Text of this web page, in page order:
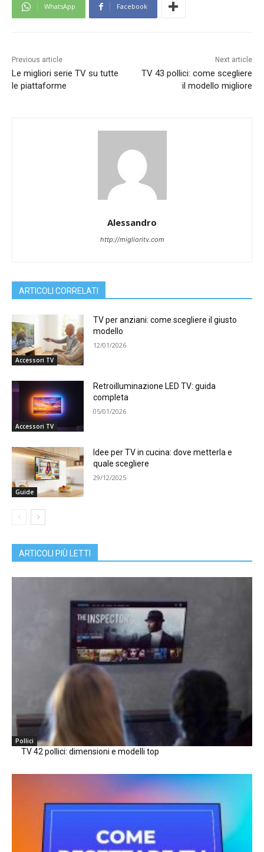
WhatsApp Facebook
Previous article
Le migliori serie TV su tutte
le piattaforme
Next article
TV 43 pollici: come scegliere
il modello migliore
Alessandro
http://miglioritv.com
ARTICOLI CORRELATI
Accessori TV
TV per anziani: come scegliere il giusto
modello
12/01/2026
Accessori TV
Retroilluminazione LED TV: guida
completa
05/01/2026
Guide
Idee per TV in cucina: dove metterla e
quale scegliere
29/12/2025
ARTICOLI PIÙ LETTI
Pollici
TV 42 pollici: dimensioni e modelli top